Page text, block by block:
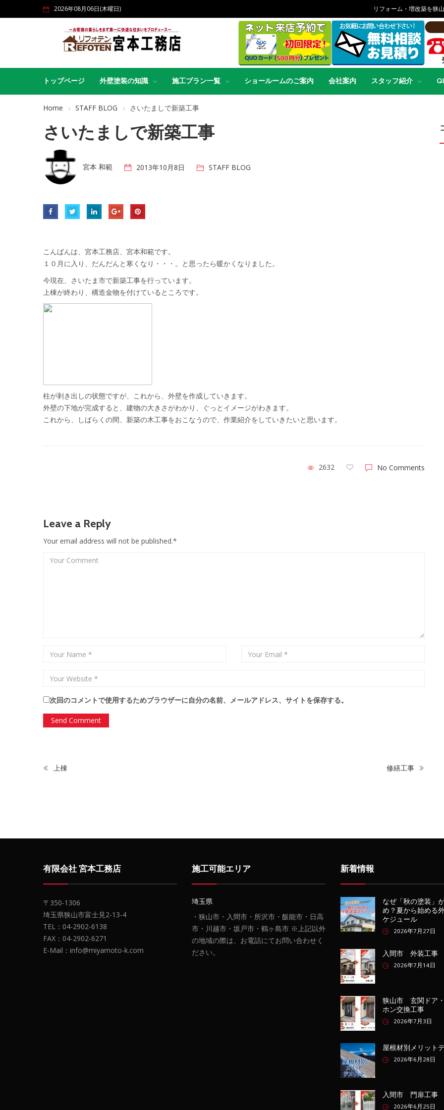
2026年08月06日(木曜日) リフォーム・増改築を狭
トップページ 外壁塗装の知識 施工プラン一覧 ショールームのご案内 会社案内 スタッフ紹介
Home STAFF BLOG さいたましで新築工事
さいたましで新築工事
宮本 和範 2013年10月8日 STAFF BLOG
こんばんは、宮本工務店、宮本和範です。
１０月に入り、だんだんと寒くなり・・・。と思ったら暖かくなりました。
今現在、さいたま市で新築工事を行っています。
上棟が終わり、構造金物を付けているところです。
柱が剥き出しの状態ですが、これから、外壁を作成していきます。
外壁の下地が完成すると、建物の大きさがわかり、ぐっとイメージがわきます。
これから、しばらくの間、新築の木工事をおこなうので、作業紹介をしていきたいと思います。
2632 No Comments
Leave a Reply
Your email address will not be published.*
次回のコメントで使用するためブラウザーに自分の名前、メールアドレス、サイトを保存する。
上棟 修繕工事
有限会社 宮本工務店
〒350-1306
埼玉県狭山市富士見2-13-4
TEL：04-2902-6138
FAX：04-2902-6271
E-Mail：info@miyamoto-k.com
施工可能エリア
埼玉県
・狭山市・入間市・所沢市・飯能市・日高
市・川越市・坂戸市・鶴ヶ島市 ※上記以外
の地域の際は、お電話にてお問い合わせく
ださい。
新着情報
なぜ「秋の塗装」
め？夏から始める
ケジュール
2026年7月27日
入間市 外装工事
2026年7月14日
狭山市 玄関ドア
ホン交換工事
2026年7月3日
屋根材別メリット
2026年6月28日
入間市 門扉工事
2026年6月25日